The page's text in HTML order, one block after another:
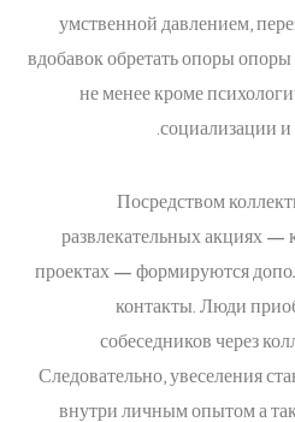
умственной давлением,
вдобавок обретать опоры
не менее кроме
социализации
Посредством
развлекательных акциях —
проектах — формируются
контакты. Люди
собеседников через
Следовательно, увеселения
внутри личным опытом а